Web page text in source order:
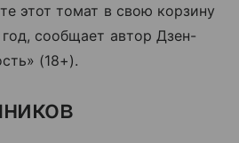
этот томат в свою корзину
сообщает автор Дзен-
(18+).